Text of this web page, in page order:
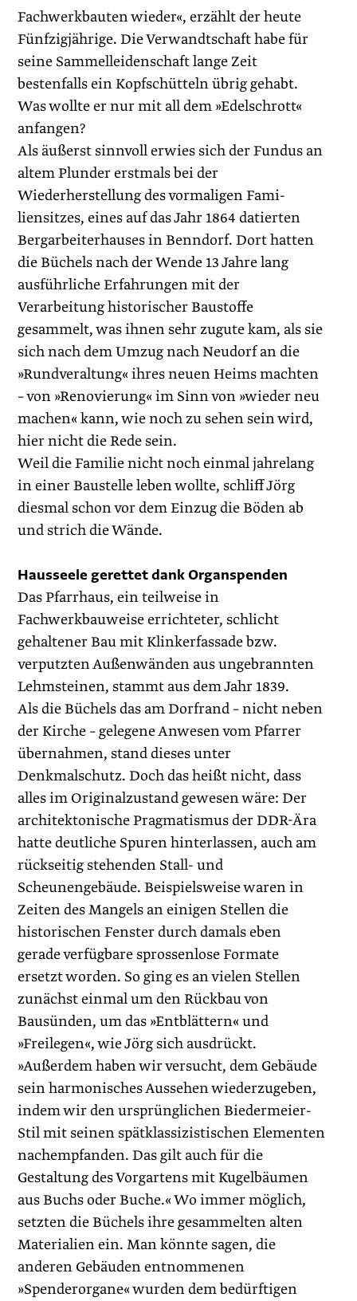
Fachwerkbauten wieder«, erzählt der heute
Fünfzigjährige. Die Verwandtschaft habe für
seine Sammelleidenschaft lange Zeit
bestenfalls ein Kopfschütteln übrig gehabt.
Was wollte er nur mit all dem »Edelschrott«
anfangen?
Als äußerst sinnvoll erwies sich der Fundus an
altem Plunder erstmals bei der
Wiederherstellung des vormaligen Fami­
liensitzes, eines auf das Jahr 1864 datierten
Bergarbeiterhauses in Benndorf. Dort hatten
die Büchels nach der Wende 13 Jahre lang
ausführliche Erfahrungen mit der
Verarbeitung historischer Baustoffe
gesammelt, was ihnen sehr zugute kam, als sie
sich nach dem Umzug nach Neudorf an die
»Rundveraltung« ihres neuen Heims machten
– von »Renovierung« im Sinn von »wieder neu
machen« kann, wie noch zu sehen sein wird,
hier nicht die Rede sein.
Weil die Familie nicht noch einmal jahrelang
in einer Baustelle leben wollte, schliff Jörg
diesmal schon vor dem Einzug die ­Böden ab
und strich die Wände.
Hausseele gerettet dank Organspenden
Das Pfarrhaus, ein teilweise in
Fachwerkbauweise errichteter, schlicht
gehaltener Bau mit Klinkerfassade bzw.
verputzten Außenwänden aus ungebrannten
Lehmsteinen, stammt aus dem Jahr 1839.
Als die Büchels das am Dorfrand – nicht neben
der Kirche – gelegene Anwesen vom Pfarrer
übernahmen, stand dieses unter
Denkmalschutz. Doch das heißt nicht, dass
alles im Originalzustand gewesen wäre: Der
architektonische Pragmatismus der DDR-Ära
hatte deutliche Spuren hinterlassen, auch am
rückseitig stehenden Stall- und
Scheunengebäude. Beispielsweise waren in
Zeiten des Mangels an einigen Stellen die
historischen Fenster durch damals eben
gerade verfügbare sprossenlose Formate
ersetzt worden. So ging es an vielen Stellen
zunächst einmal um den Rückbau von
Bausünden, um das »Entblättern« und
»Freilegen«, wie Jörg sich ausdrückt.
»Außerdem haben wir versucht, dem Gebäude
sein harmonisches Aussehen wiederzugeben,
indem wir den ursprünglichen Biedermeier-
Stil mit seinen spätklassizistischen Elementen
nachempfanden. Das gilt auch für die
Gestaltung des Vorgartens mit Kugelbäumen
aus Buchs oder Buche.« Wo immer möglich,
setzten die Büchels ihre gesammelten ­alten
Materialien ein. Man könnte sagen, die
anderen Gebäuden entnommenen
»Spenderorgane« wurden dem bedürftigen